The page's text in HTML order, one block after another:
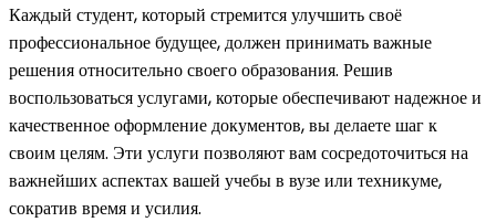
Каждый студент, который стремится улучшить своё
профессиональное будущее, должен принимать важные
решения относительно своего образования. Решив
воспользоваться услугами, которые обеспечивают надежное и
качественное оформление документов, вы делаете шаг к
своим целям. Эти услуги позволяют вам сосредоточиться на
важнейших аспектах вашей учебы в вузе или техникуме,
сократив время и усилия.